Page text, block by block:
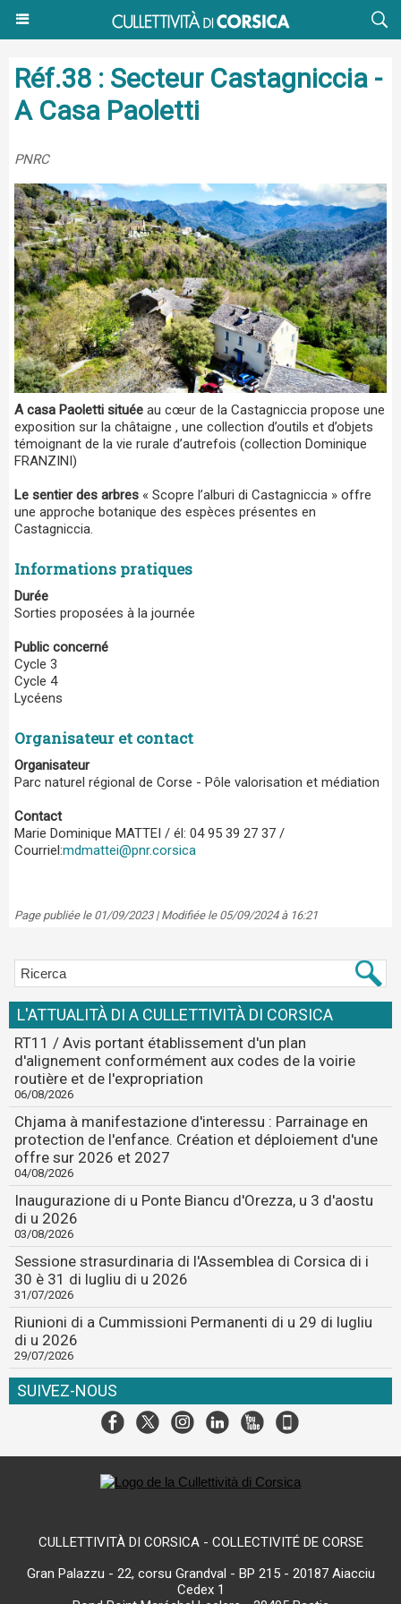
Réf.38 : Secteur Castagniccia -
A Casa Paoletti
PNRC
A casa Paoletti située au cœur de la Castagniccia propose une
exposition sur la châtaigne , une collection d’outils et d’objets
témoignant de la vie rurale d’autrefois (collection Dominique
FRANZINI)
Le sentier des arbres « Scopre l’alburi di Castagniccia » offre
une approche botanique des espèces présentes en
Castagniccia.
Informations pratiques
Durée
Sorties proposées à la journée
Public concerné
Cycle 3
Cycle 4
Lycéens
Organisateur et contact
Organisateur
Parc naturel régional de Corse - Pôle valorisation et médiation
Contact
Marie Dominique MATTEI / él: 04 95 39 27 37 /
Courriel:mdmattei@pnr.corsica
Page publiée le 01/09/2023 | Modifiée le 05/09/2024 à 16:21
L'ATTUALITÀ DI A CULLETTIVITÀ DI CORSICA
RT11 / Avis portant établissement d'un plan
d'alignement conformément aux codes de la voirie
routière et de l'expropriation
06/08/2026
Chjama à manifestazione d'interessu : Parrainage en
protection de l'enfance. Création et déploiement d'une
offre sur 2026 et 2027
04/08/2026
Inaugurazione di u Ponte Biancu d'Orezza, u 3 d'aostu
di u 2026
03/08/2026
Sessione strasurdinaria di l'Assemblea di Corsica di i
30 è 31 di lugliu di u 2026
31/07/2026
Riunioni di a Cummissioni Permanenti di u 29 di lugliu
di u 2026
29/07/2026
SUIVEZ-NOUS
CULLETTIVITÀ DI CORSICA - COLLECTIVITÉ DE CORSE
Gran Palazzu - 22, corsu Grandval - BP 215 - 20187 Aiacciu
Cedex 1